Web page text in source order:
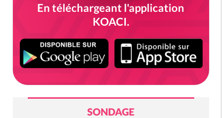
En téléchargeant l'application
KOACI.
SONDAGE